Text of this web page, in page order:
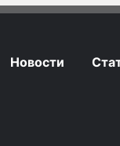
Новости